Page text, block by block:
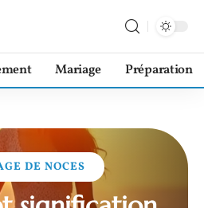
Mariage Préparation
DE NOCES